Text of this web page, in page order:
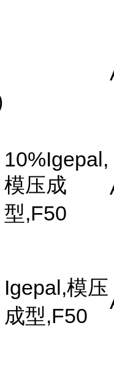
10%Igepal,
模压成
型,F50
Igepal,模压
成型,F50